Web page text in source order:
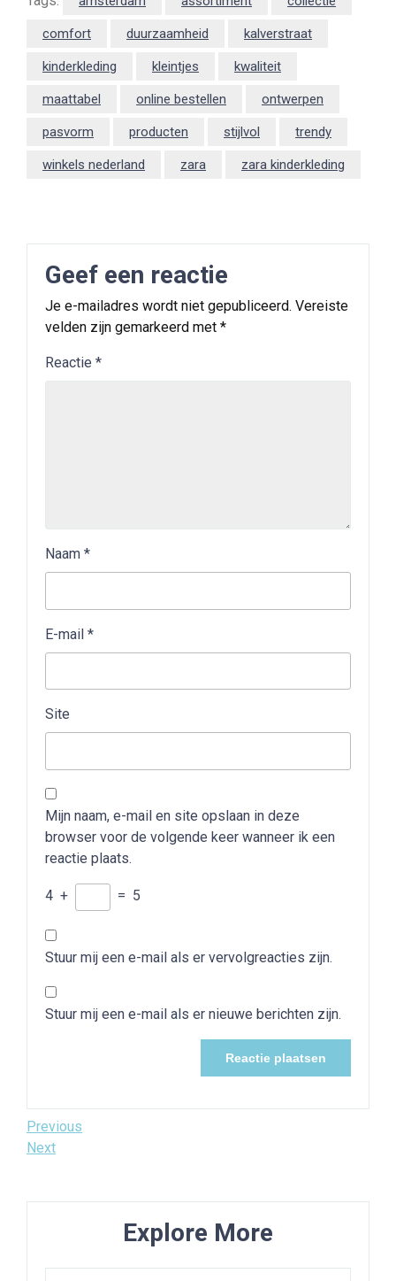
comfort duurzaamheid kalverstraat
kinderkleding kleintjes kwaliteit
maattabel online bestellen ontwerpen
pasvorm producten stijlvol trendy
winkels nederland zara zara kinderkleding
Geef een reactie
Je e-mailadres wordt niet gepubliceerd. Vereiste
velden zijn gemarkeerd met *
Reactie *
Naam *
E-mail *
Site
Mijn naam, e-mail en site opslaan in deze
browser voor de volgende keer wanneer ik een
reactie plaats.
4 + = 5
Stuur mij een e-mail als er vervolgreacties zijn.
Stuur mij een e-mail als er nieuwe berichten zijn.
Bericht
navigatie
Previous
Post
Previous
Next
Next
Explore More